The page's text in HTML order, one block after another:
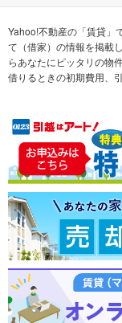
不動産会社から探
テーマから探す
新築マンション
新築一戸建て
売却査定
マンションカタロ
Yahoo!不動産の「賃貸」
て（借家）の情報を掲載
らあなたにピッタリの物
借りるときの初期費用、